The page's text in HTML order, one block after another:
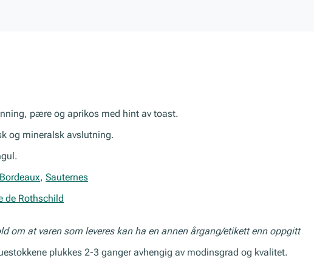
pære og aprikos med hint av toast.
og mineralsk avslutning.
Bordeaux, Sauternes
de Rothschild
om at varen som leveres kan ha en annen årgang/etikett enn oppgitt
plukkes 2-3 ganger avhengig av modinsgrad og kvalitet.